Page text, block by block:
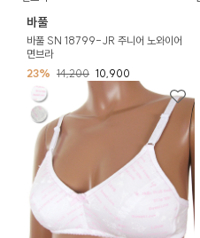
바풀
바풀 SN 18799-JR 주니어 노와이어
면브라
23% 14,200 10,900